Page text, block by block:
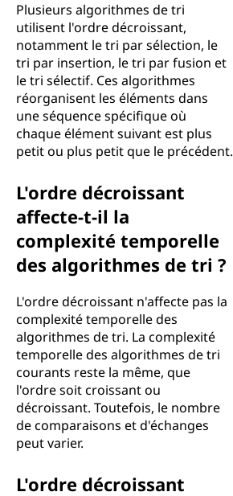
Plusieurs algorithmes de tri
utilisent l'ordre décroissant,
notamment le tri par sélection, le
tri par insertion, le tri par fusion et
le tri sélectif. Ces algorithmes
réorganisent les éléments dans
une séquence spécifique où
chaque élément suivant est plus
petit ou plus petit que le précédent.
L'ordre décroissant
affecte-t-il la
complexité temporelle
des algorithmes de tri ?
L'ordre décroissant n'affecte pas la
complexité temporelle des
algorithmes de tri. La complexité
temporelle des algorithmes de tri
courants reste la même, que
l'ordre soit croissant ou
décroissant. Toutefois, le nombre
de comparaisons et d'échanges
peut varier.
L'ordre décroissant